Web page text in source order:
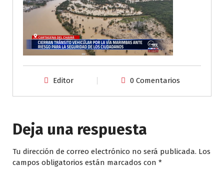
Editor 0 Comentarios
Deja una respuesta
Tu dirección de correo electrónico no será publicada. Los
campos obligatorios están marcados con *